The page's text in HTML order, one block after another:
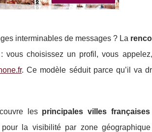
interminables de messages ? La
choisissez un profil, vous
. Ce modèle séduit parce qu’il va
les principales villes françaises
la visibilité par zone